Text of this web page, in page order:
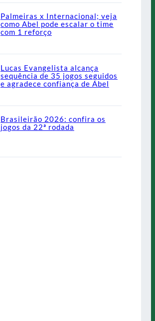
Palmeiras x Internacional; veja
como Abel pode escalar o time
com 1 reforço
Lucas Evangelista alcança
sequência de 35 jogos seguidos
e agradece confiança de Abel
Brasileirão 2026: confira os
jogos da 22ª rodada